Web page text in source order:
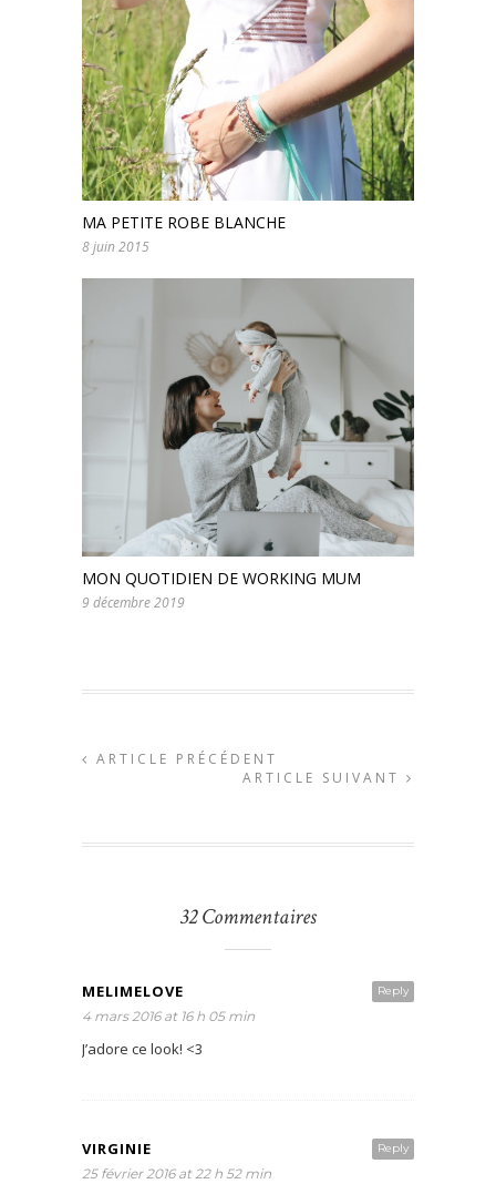
MA PETITE ROBE BLANCHE
8 juin 2015
MON QUOTIDIEN DE WORKING MUM
9 décembre 2019
ARTICLE PRÉCÉDENT
ARTICLE SUIVANT
32 Commentaires
Reply
MELIMELOVE
4 mars 2016 at 16 h 05 min
J’adore ce look! <3
Reply
VIRGINIE
25 février 2016 at 22 h 52 min